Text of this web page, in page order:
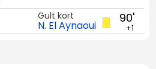
90'
+1
Gult kort
N. El Aynaoui